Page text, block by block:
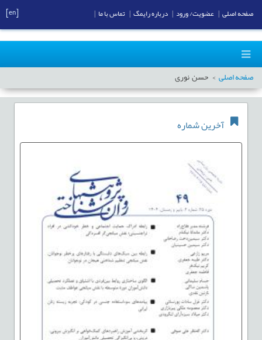
صفحه اصلی حسن نوری
آخرین شماره
صفحه اصلی عضویت/ ورود درباره رایمگ تماس با ما